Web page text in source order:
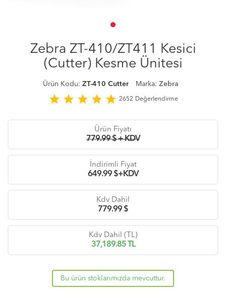
Zebra ZT-410/ZT411 Kesici
(Cutter) Kesme Ünitesi
Ürün Kodu: ZT-410 Cutter Marka: Zebra
star star star star star 2652 Değerlendirme
Ürün Fiyatı
779.99 $ + KDV
İndirimli Fiyat
649.99 $+KDV
Kdv Dahil
779.99 $
Kdv Dahil (TL)
37,189.85TL
Bu ürün stoklarımızda mevcuttur.